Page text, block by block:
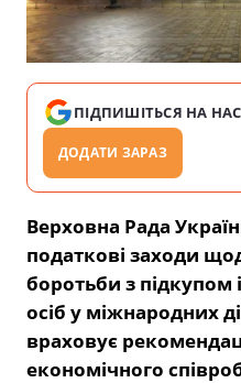
ПІДПИШІТЬСЯ НА НАС
ДОДАТИ ЗАРАЗ
Верховна Рада
податкові заходи
боротьби з
осіб у міжнародних
враховує
економічного